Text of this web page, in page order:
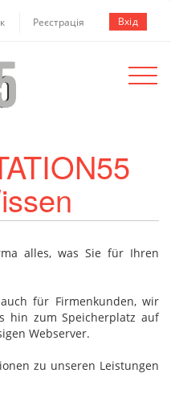
Реєстрація Вхід
Toggle
alles, was Sie für Ihren
für Firmenkunden, wir
hin zum Speicherplatz auf
Webserver.
zu unseren Leistungen